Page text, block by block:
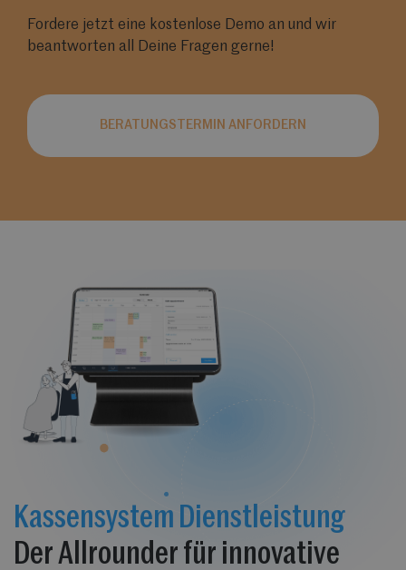
Fordere jetzt eine kostenlose Demo an und wir
beantworten all Deine Fragen gerne!
BERATUNGSTERMIN ANFORDERN
Kassensystem Dienstleistung
Der Allrounder für innovative